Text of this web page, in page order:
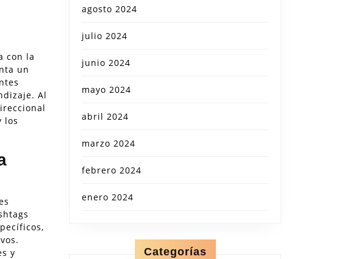
con la
un
Al
los
y
agosto 2024
julio 2024
junio 2024
mayo 2024
abril 2024
marzo 2024
febrero 2024
enero 2024
Categorías